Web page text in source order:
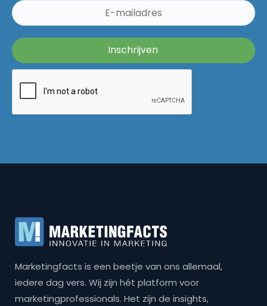
Marketingfacts is een beetje van ons allemaal,
iedere dag vers. Wij zijn hét platform voor
marketingprofessionals. Het zijn de insights,